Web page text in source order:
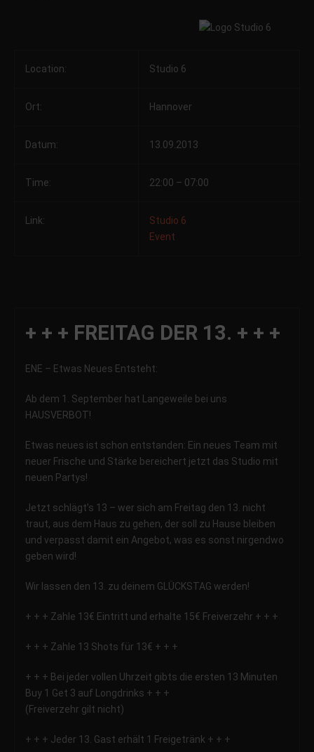
Location: Studio 6
Ort: Hannover
Datum: 13.09.2013
Time: 22:00 – 07:00
Link:
Studio 6
Event
+ + + FREITAG DER 13. + + +
ENE – Etwas Neues Entsteht:
Ab dem 1. September hat Langeweile bei uns
HAUSVERBOT!
Etwas neues ist schon entstanden: Ein neues Team mit
neuer Frische und Stärke bereichert jetzt das Studio mit
neuen Partys!
Jetzt schlägt’s 13 – wer sich am Freitag den 13. nicht
traut, aus dem Haus zu gehen, der soll zu Hause bleiben
und verpasst damit ein Angebot, was es sonst nirgendwo
geben wird!
Wir lassen den 13. zu deinem GLÜCKSTAG werden!
+ + + Zahle 13€ Eintritt und erhalte 15€ Freiverzehr + + +
+ + + Zahle 13 Shots für 13€ + + +
+ + + Bei jeder vollen Uhrzeit gibts die ersten 13 Minuten
Buy 1 Get 3 auf Longdrinks + + +
(Freiverzehr gilt nicht)
+ + + Jeder 13. Gast erhält 1 Freigetränk + + +